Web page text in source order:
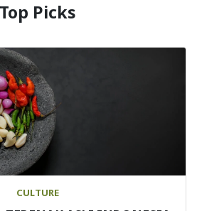
Top Picks
CULTURE